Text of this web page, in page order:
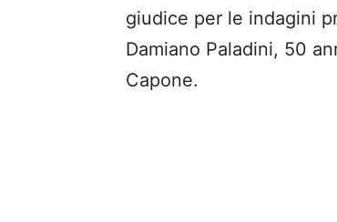
giudice per le indagini
Damiano Paladini, 50
Capone.